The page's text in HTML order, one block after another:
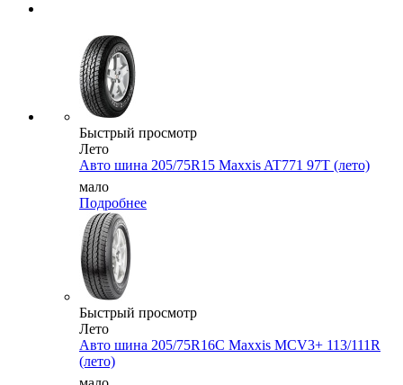
Быстрый просмотр
Лето
Авто шина 205/75R15 Maxxis AT771 97T (лето)
мало
Подробнее
Быстрый просмотр
Лето
Авто шина 205/75R16C Maxxis MCV3+ 113/111R
(лето)